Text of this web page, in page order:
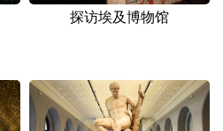
Français عربى
日本語 한국어
探访埃及博物馆